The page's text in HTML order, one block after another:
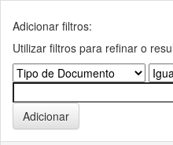
Adicionar filtros:
Utilizar filtros para refinar o